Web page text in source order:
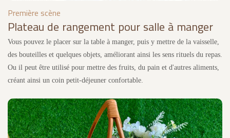
Première scène
Plateau de rangement pour salle à manger
Vous pouvez le placer sur la table à manger, puis y mettre de la vaisselle,
des bouteilles et quelques objets, améliorant ainsi les sens rituels du repas.
Ou il peut être utilisé pour mettre des fruits, du pain et d'autres aliments,
créant ainsi un coin petit-déjeuner confortable.